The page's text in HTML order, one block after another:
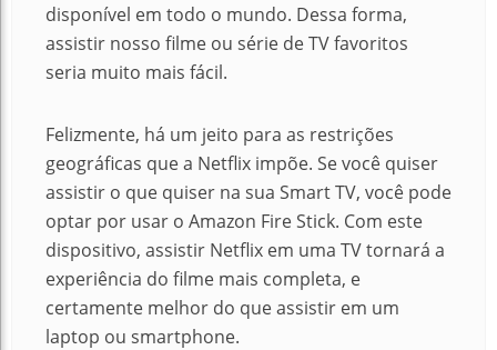
disponível em todo o mundo. Dessa forma,
assistir nosso filme ou série de TV favoritos
seria muito mais fácil.
Felizmente, há um jeito para as restrições
geográficas que a Netflix impõe. Se você quiser
assistir o que quiser na sua Smart TV, você pode
optar por usar o Amazon Fire Stick. Com este
dispositivo, assistir Netflix em uma TV tornará a
experiência do filme mais completa, e
certamente melhor do que assistir em um
laptop ou smartphone.